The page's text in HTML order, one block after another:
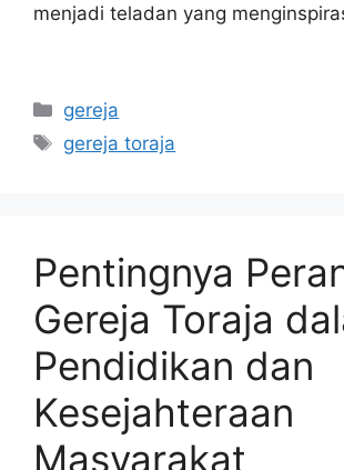
menjadi teladan yang
Categories
gereja
Tags
gereja toraja
Pentingnya
Gereja Toraja
Pendidikan dan
Kesejahteraan
Masyarakat